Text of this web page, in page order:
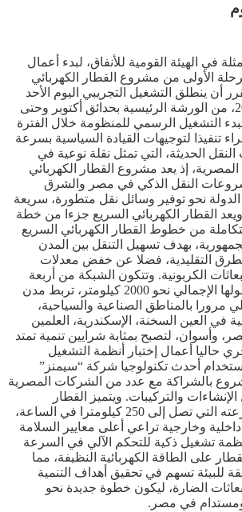
في الهيئة القومية للأنفاق، لبدء أعمال
الأولى من مشروع القطار الكهربائي
أن ينطلق التشغيل التجريبي اليوم الأحد
الموافق 9 نوفمبر 2025، من الورشة الرئيسية بحدائق أكتوبر وحتى
التشغيل الرسمي للمنظومة خلال الفترة
تنفيذا لتوجيهات القيادة السياسية بسرعة
الحديثة، التي تمثل نقلة نوعية في
المصرية، إذ يعد مشروع القطار الكهربائي
النقل الذكي في مصر والشرق
نحو توفير وسائل نقل متطورة، سريعة
القطار الكهربائي السريع جزءا من خطة
من خطوط القطار الكهربائي السريع
بهدف تسهيل التنقل بين المدن
التقليدية، فضلا عن خفض معدلات
الكربونية. وتتكون الشبكة من أربعة
خطوط رئيسية يبلغ طولها الإجمالي نحو 2000 كيلومتر، تربط مدن
مرورا بالمناطق الصناعية والسياحية،
العين السخنة، الإسكندرية، العلمين
وأسوان، لتصبح بمثابة شرايين تنمية تمتد
حاليا أعمال إختبار أنظمة التشغيل
أحدث تكنولوجيا شركة “سيمنز”
بالشراكة مع عدد من الشركات المصرية
والتركيبات. ويتميز القطار
الكهربائي السريع بسرعته التي تصل إلى 250 كيلومترا في الساعة،
وخارجية تراعي أعلى معايير السلامة
تشغيل ذكية للتحكم الآلي في السرعة
على الطاقة الكهربائية النظيفة، مما
للبيئة تسهم في تحقيق أهداف التنمية
الضارة، ليكون خطوة جديدة نحو
في مصر.